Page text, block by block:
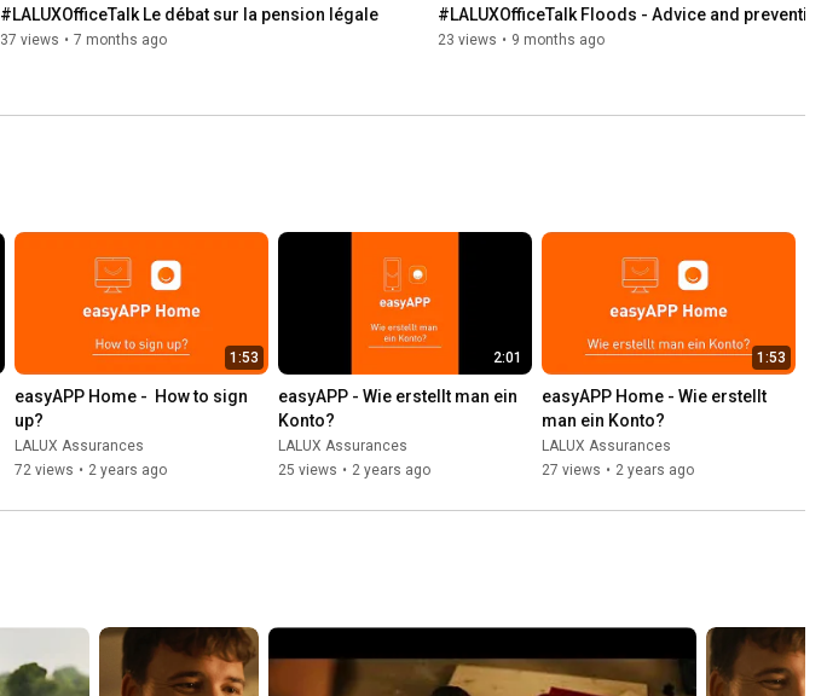
#LALUXOfficeTalk Le débat sur la pension légale
37 views • 7 months ago
#LALUXOfficeTalk Floods - Advice and prevention
23 views • 9 months ago
1:53
easyAPP Home -  How to sign
up?
LALUX Assurances
72 views • 2 years ago
2:01
easyAPP - Wie erstellt man ein
Konto?
LALUX Assurances
25 views • 2 years ago
1:53
easyAPP Home - Wie erstellt
man ein Konto?
LALUX Assurances
27 views • 2 years ago